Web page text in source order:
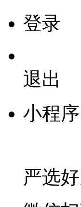
登录
退出
小程序
严选